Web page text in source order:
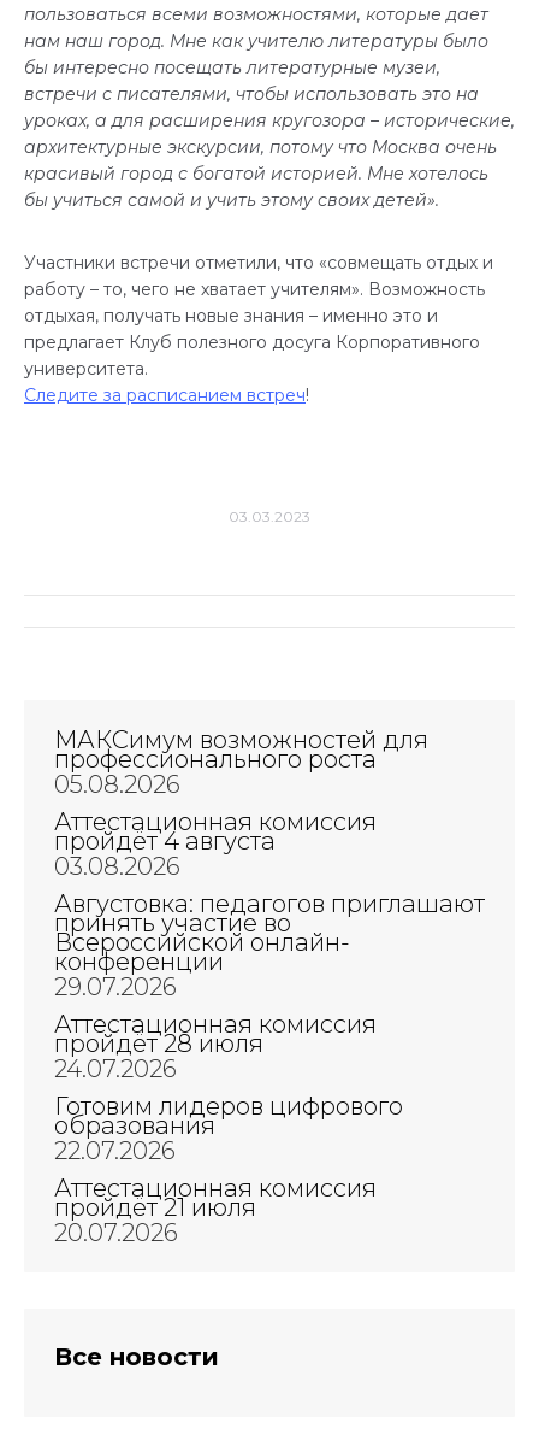
пользоваться всеми возможностями, которые дает
нам наш город. Мне как учителю литературы было
бы интересно посещать литературные музеи,
встречи с писателями, чтобы использовать это на
уроках, а для расширения кругозора – исторические,
архитектурные экскурсии, потому что Москва очень
красивый город с богатой историей. Мне хотелось
бы учиться самой и учить этому своих детей».
Участники встречи отметили, что «совмещать отдых и
работу – то, чего не хватает учителям». Возможность
отдыхая, получать новые знания – именно это и
предлагает Клуб полезного досуга Корпоративного
университета.
Следите за расписанием встреч!
03.03.2023
Навигация
МАКСимум возможностей для
профессионального роста
05.08.2026
Аттестационная комиссия
пройдёт 4 августа
03.08.2026
Августовка: педагогов приглашают
принять участие во
Всероссийской онлайн-
конференции
29.07.2026
Аттестационная комиссия
пройдёт 28 июля
24.07.2026
Готовим лидеров цифрового
образования
22.07.2026
Аттестационная комиссия
пройдёт 21 июля
20.07.2026
Все новости